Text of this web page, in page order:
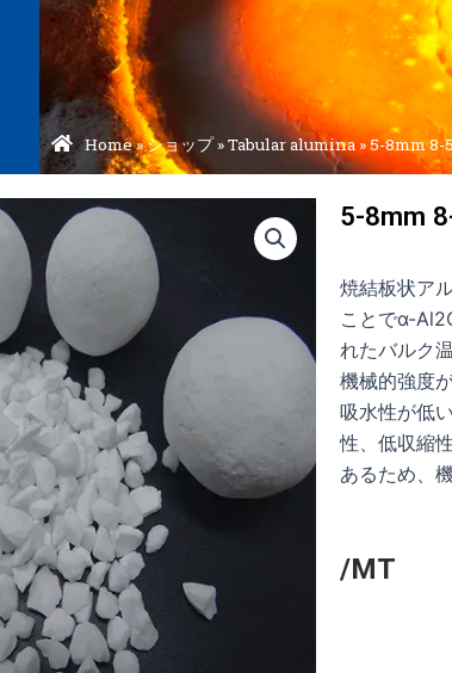
Home»ショップ»Tabular alumina»5-8mm 8-
5-8mm
焼結板状ア
ことでα-
れたバルク
機械的強度
吸水性が低
性、低収縮
あるため、
/MT